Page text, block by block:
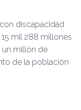
discapacidad
mil 288 millones
un millón de
de la población